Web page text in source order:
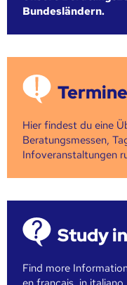
Bundesländern.
Hier findest du eine
Beratungsmessen,
Infoveranstaltungen
Study
Find more